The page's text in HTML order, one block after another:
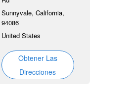
Sunnyvale, California,
94086
United States
Obtener Las
Direcciones